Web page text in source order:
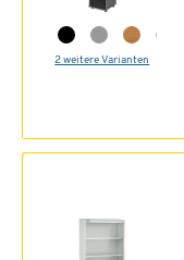
2 weitere Varianten